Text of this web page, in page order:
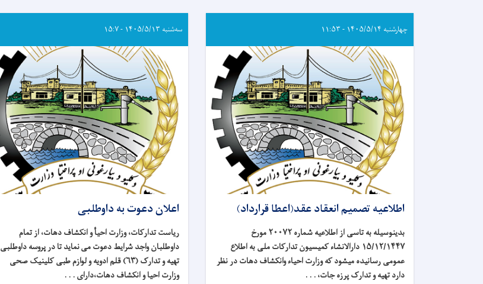
چهارشنبه ۱۴۰۵/۵/۱۴ - ۱۱:۵۳
اطلاعیه تصمیم انعقاد عقد(اعطا قرارداد)
بدینوسیله به تاسی از اطلاعیه شماره۲۰۰۷۲مورخ
۱۵/۱۲/۱۴۴۷
دارالانشاء کمیسیون تدارکات ملی به اطلاع
عمومی رسانیده میشود که وزارت احیاء وانکشاف دهات در نظر
دارد تهیه و تدارک پرزه جات، . . .
سه‌شنبه ۱۴۰۵/۵/۱۳ - ۱۵:۷
اعلان دعوت به داوطلبی
ریاست تدارکات، وزارت احیأ و انکشاف دهات، از تمام
داوطلبان واجد شرایط دعوت می نماید تا در پروسه داوطلبی
تهیه و تدارک (۶۳) قلم ادویه و لوازم طبی کلینیک صحی
وزارت احیا و انکشاف دهات،دارای . . .